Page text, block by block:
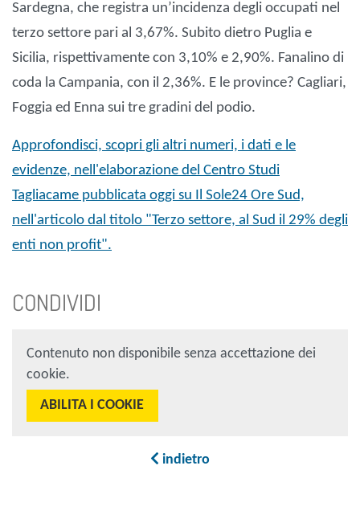
Sardegna, che registra un’incidenza degli occupati nel
terzo settore pari al 3,67%. Subito dietro Puglia e
Sicilia, rispettivamente con 3,10% e 2,90%. Fanalino di
coda la Campania, con il 2,36%. E le province? Cagliari,
Foggia ed Enna sui tre gradini del podio.
Approfondisci, scopri gli altri numeri, i dati e le
evidenze, nell'elaborazione del Centro Studi
Tagliacame pubblicata oggi su Il Sole24 Ore Sud,
nell'articolo dal titolo "Terzo settore, al Sud il 29% degli
enti non profit".
CONDIVIDI
Contenuto non disponibile senza accettazione dei
cookie.
ABILITA I COOKIE
indietro